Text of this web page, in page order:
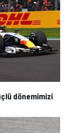
dönemimizi